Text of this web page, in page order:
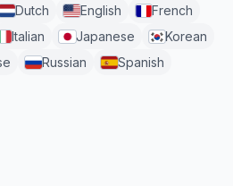
Dutch English
French
Italian Japanese
Korean
Russian Spanish